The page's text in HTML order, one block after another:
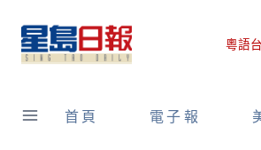
content
粵語台
首頁 電子報